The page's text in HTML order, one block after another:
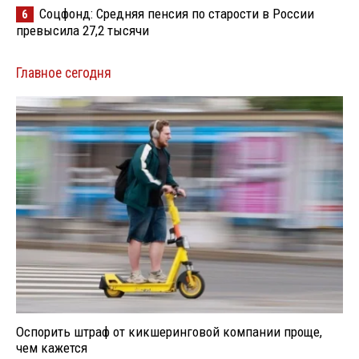
6
Соцфонд: Средняя пенсия по старости в России
превысила 27,2 тысячи
Главное сегодня
Оспорить штраф от кикшеринговой компании проще,
чем кажется